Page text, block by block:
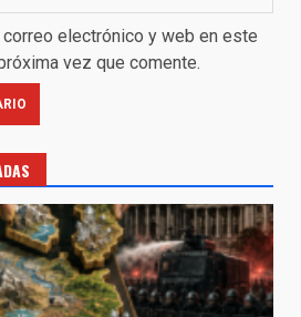
correo electrónico y web en este
vez que comente.